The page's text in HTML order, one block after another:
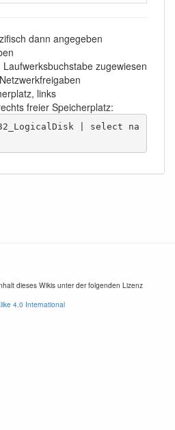
dann angegeben
zugewiesen
links
freier Speicherplatz:
| select na
dieses Wikis unter der folgenden Lizenz
4.0 International